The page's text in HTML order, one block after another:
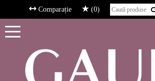
Comparație (0)